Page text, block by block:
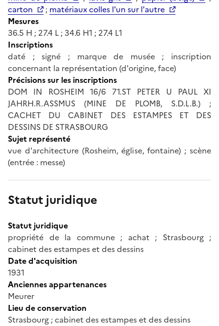
carton
; matériaux colles l'un sur l'autre
Mesures
36.5 H ; 27.4 L ; 34.6 H1 ; 27.4 L1
Inscriptions
daté ; signé ; marque de musée ; inscription
concernant la représentation (d'origine, face)
Précisions sur les inscriptions
DOM IN ROSHEIM 16/6 71.ST PETER U PAUL XI
JAHRH.R.ASSMUS (MINE DE PLOMB, S.D.L.B.) ;
CACHET DU CABINET DES ESTAMPES ET DES
DESSINS DE STRASBOURG
Sujet représenté
vue d'architecture (Rosheim, église, fontaine) ; scène
(entrée : messe)
Statut juridique
Statut juridique
propriété de la commune ; achat ; Strasbourg ;
cabinet des estampes et des dessins
Date d'acquisition
1931
Anciennes appartenances
Meurer
Lieu de conservation
Strasbourg ; cabinet des estampes et des dessins